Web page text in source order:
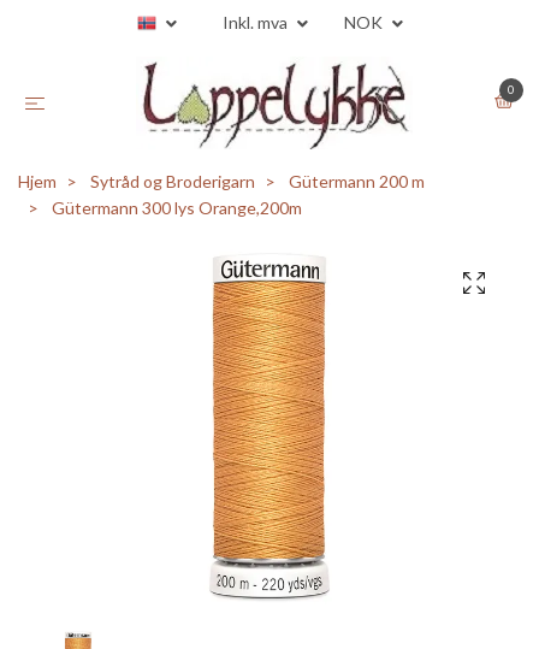
Inkl. mva NOK
0
Hjem Sytråd og Broderigarn
Gütermann 200 m
Gütermann 300 lys Orange,200m